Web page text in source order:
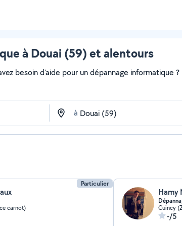
à Douai (59) et alentours
besoin d'aide pour un dépannage informatique
à
Particulier
carnot)
Hamy
Cuincy
-/5